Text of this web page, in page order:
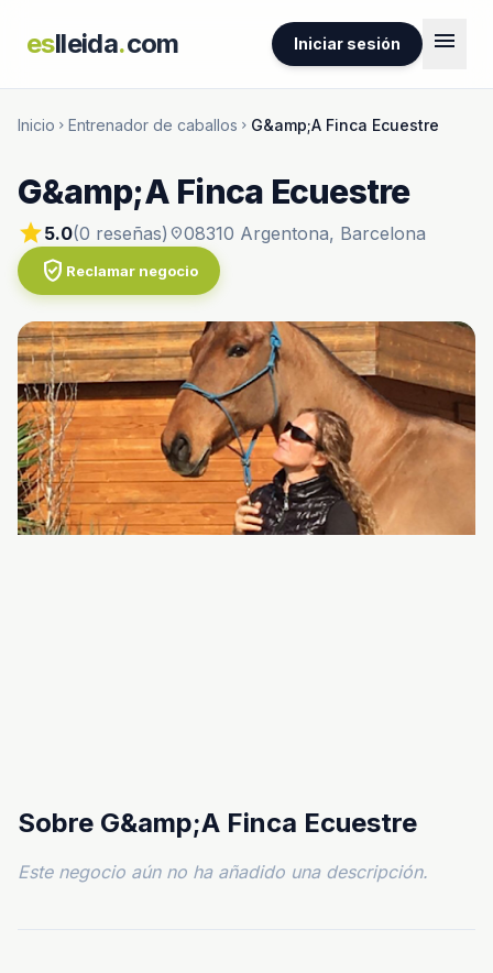
eslleida.com Iniciar sesión menu
Inicio chevron_right Entrenador de caballos chevron_right G&amp;A Finca Ecuestre
G&amp;A Finca Ecuestre
star5.0(0 reseñas) location_on08310 Argentona, Barcelona
verified_user Reclamar negocio
Sobre G&amp;A Finca Ecuestre
Este negocio aún no ha añadido una descripción.